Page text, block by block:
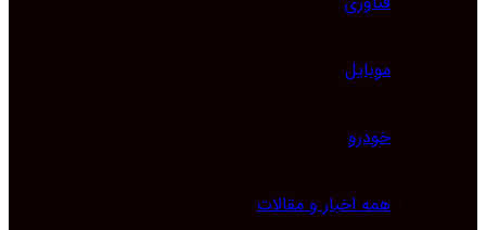
موبایل
خودرو
همه اخبار و مقالات